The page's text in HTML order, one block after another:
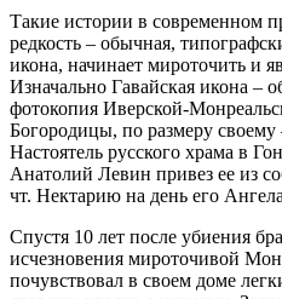
Такие истории в современном
редкость – обычная,
икона, начинает мироточить и
Изначально Гавайская икона –
фотокопия Иверской-
Богородицы, по размеру
Настоятель русского храма в
Анатолий Левин привез ее из
чт. Нектарию на день его
Спустя 10 лет после убиения
исчезновения мироточивой
почувствовал в своем доме